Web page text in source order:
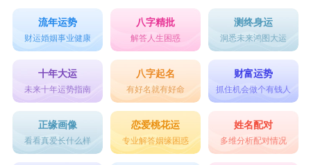
流年运势
财运婚姻事业健康
八字精批
解答人生困惑
测终身运
洞悉未来鸿图大运
十年大运
未来十年运势指南
八字起名
有好名就有好命
财富运势
抓住机会做个有钱人
正缘画像
看看真爱长什么样
恋爱桃花运
专业解答姻缘困惑
姓名配对
多维分析配对情况